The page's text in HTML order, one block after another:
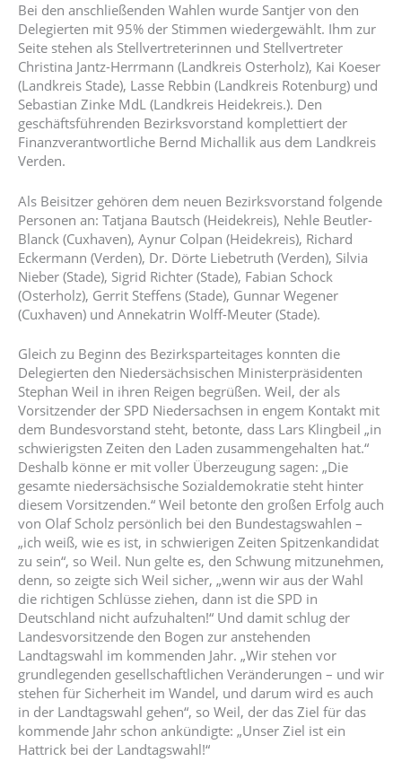
Bei den anschließenden Wahlen wurde Santjer von den
Delegierten mit 95% der Stimmen wiedergewählt. Ihm zur
Seite stehen als Stellvertreterinnen und Stellvertreter
Christina Jantz-Herrmann (Landkreis Osterholz), Kai Koeser
(Landkreis Stade), Lasse Rebbin (Landkreis Rotenburg) und
Sebastian Zinke MdL (Landkreis Heidekreis.). Den
geschäftsführenden Bezirksvorstand komplettiert der
Finanzverantwortliche Bernd Michallik aus dem Landkreis
Verden.
Als Beisitzer gehören dem neuen Bezirksvorstand folgende
Personen an: Tatjana Bautsch (Heidekreis), Nehle Beutler-
Blanck (Cuxhaven), Aynur Colpan (Heidekreis), Richard
Eckermann (Verden), Dr. Dörte Liebetruth (Verden), Silvia
Nieber (Stade), Sigrid Richter (Stade), Fabian Schock
(Osterholz), Gerrit Steffens (Stade), Gunnar Wegener
(Cuxhaven) und Annekatrin Wolff-Meuter (Stade).
Gleich zu Beginn des Bezirksparteitages konnten die
Delegierten den Niedersächsischen Ministerpräsidenten
Stephan Weil in ihren Reigen begrüßen. Weil, der als
Vorsitzender der SPD Niedersachsen in engem Kontakt mit
dem Bundesvorstand steht, betonte, dass Lars Klingbeil „in
schwierigsten Zeiten den Laden zusammengehalten hat.“
Deshalb könne er mit voller Überzeugung sagen: „Die
gesamte niedersächsische Sozialdemokratie steht hinter
diesem Vorsitzenden.“ Weil betonte den großen Erfolg auch
von Olaf Scholz persönlich bei den Bundestagswahlen –
„ich weiß, wie es ist, in schwierigen Zeiten Spitzenkandidat
zu sein“, so Weil. Nun gelte es, den Schwung mitzunehmen,
denn, so zeigte sich Weil sicher, „wenn wir aus der Wahl
die richtigen Schlüsse ziehen, dann ist die SPD in
Deutschland nicht aufzuhalten!“ Und damit schlug der
Landesvorsitzende den Bogen zur anstehenden
Landtagswahl im kommenden Jahr. „Wir stehen vor
grundlegenden gesellschaftlichen Veränderungen – und wir
stehen für Sicherheit im Wandel, und darum wird es auch
in der Landtagswahl gehen“, so Weil, der das Ziel für das
kommende Jahr schon ankündigte: „Unser Ziel ist ein
Hattrick bei der Landtagswahl!“